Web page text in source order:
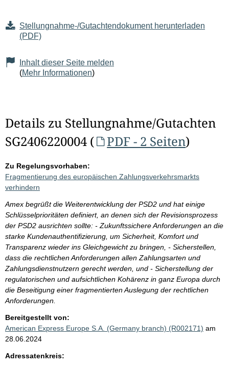
Stellungnahme-/Gutachtendokument herunterladen
(PDF)
Inhalt dieser Seite melden
(Mehr Informationen)
Details zu Stellungnahme/Gutachten
SG2406220004 (
PDF - 2 Seiten)
Zu Regelungsvorhaben:
Fragmentierung des europäischen Zahlungsverkehrsmarkts
verhindern
Amex begrüßt die Weiterentwicklung der PSD2 und hat einige
Schlüsselprioritäten definiert, an denen sich der Revisionsprozess
der PSD2 ausrichten sollte: - Zukunftssichere Anforderungen an die
starke Kundenauthentifizierung, um Sicherheit, Komfort und
Transparenz wieder ins Gleichgewicht zu bringen, - Sicherstellen,
dass die rechtlichen Anforderungen allen Zahlungsarten und
Zahlungsdienstnutzern gerecht werden, und - Sicherstellung der
regulatorischen und aufsichtlichen Kohärenz in ganz Europa durch
die Beseitigung einer fragmentierten Auslegung der rechtlichen
Anforderungen.
Bereitgestellt von:
American Express Europe S.A. (Germany branch) (R002171) am
28.06.2024
Adressatenkreis: